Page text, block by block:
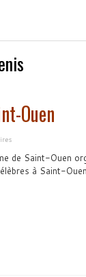
Ouen
de Saint-Ouen
à Saint-Ouen